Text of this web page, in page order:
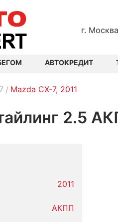
г.
АВТОКРЕДИТ
Mazda CX-7, 2011
2.5
2011
АКПП